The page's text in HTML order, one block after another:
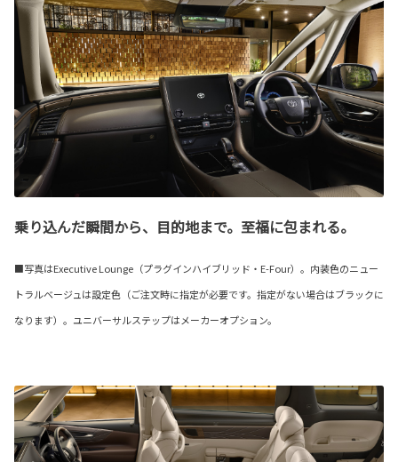
乗り込んだ瞬間から、目的地まで。至福に包まれる。
■写真はExecutive Lounge（プラグインハイブリッド・E-Four）。内装色のニュー
トラルベージュは設定色（ご注文時に指定が必要です。指定がない場合はブラックに
なります）。ユニバーサルステップはメーカーオプション。